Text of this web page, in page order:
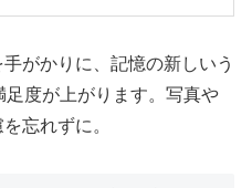
がかりに、記憶の新しいう
度が上がります。写真や
忘れずに。